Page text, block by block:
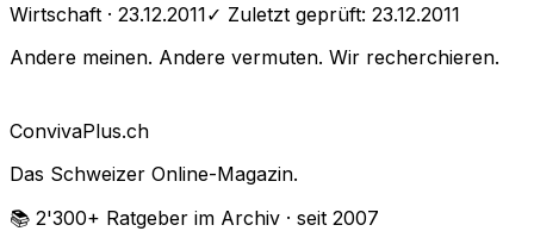
Wirtschaft · 23.12.2011✓ Zuletzt geprüft: 23.12.2011
Andere meinen. Andere vermuten. Wir recherchieren.
ConvivaPlus.ch
Das Schweizer Online-Magazin.
📚 2'300+ Ratgeber im Archiv · seit 2007